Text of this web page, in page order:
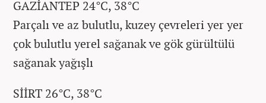
GAZİANTEP 24°C, 38°C
Parçalı ve az bulutlu, kuzey çevreleri yer yer
çok bulutlu yerel sağanak ve gök gürültülü
sağanak yağışlı
SİİRT 26°C, 38°C